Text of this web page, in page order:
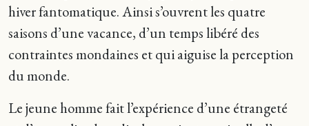
hiver fantomatique. Ainsi s’ouvrent les quatre
saisons d’une vacance, d’un temps libéré des
contraintes mondaines et qui aiguise la perception
du monde.
Le jeune homme fait l’expérience d’une étrangeté